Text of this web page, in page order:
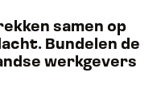
samen op
Bundelen de
werkgevers